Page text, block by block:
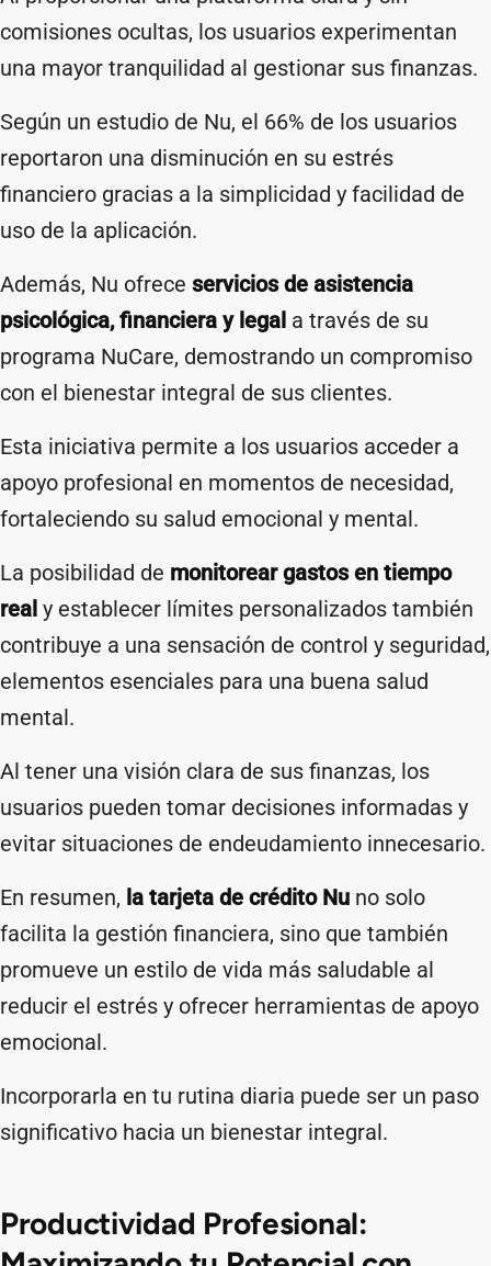
comisiones ocultas, los usuarios experimentan
una mayor tranquilidad al gestionar sus finanzas.
Según un estudio de Nu, el 66% de los usuarios
reportaron una disminución en su estrés
financiero gracias a la simplicidad y facilidad de
uso de la aplicación.
Además, Nu ofrece servicios de asistencia
psicológica, financiera y legal a través de su
programa NuCare, demostrando un compromiso
con el bienestar integral de sus clientes.
Esta iniciativa permite a los usuarios acceder a
apoyo profesional en momentos de necesidad,
fortaleciendo su salud emocional y mental.​
La posibilidad de monitorear gastos en tiempo
real y establecer límites personalizados también
contribuye a una sensación de control y seguridad,
elementos esenciales para una buena salud
mental.
Al tener una visión clara de sus finanzas, los
usuarios pueden tomar decisiones informadas y
evitar situaciones de endeudamiento innecesario.​
En resumen, la tarjeta de crédito Nu no solo
facilita la gestión financiera, sino que también
promueve un estilo de vida más saludable al
reducir el estrés y ofrecer herramientas de apoyo
emocional.
Incorporarla en tu rutina diaria puede ser un paso
significativo hacia un bienestar integral.
Productividad Profesional: